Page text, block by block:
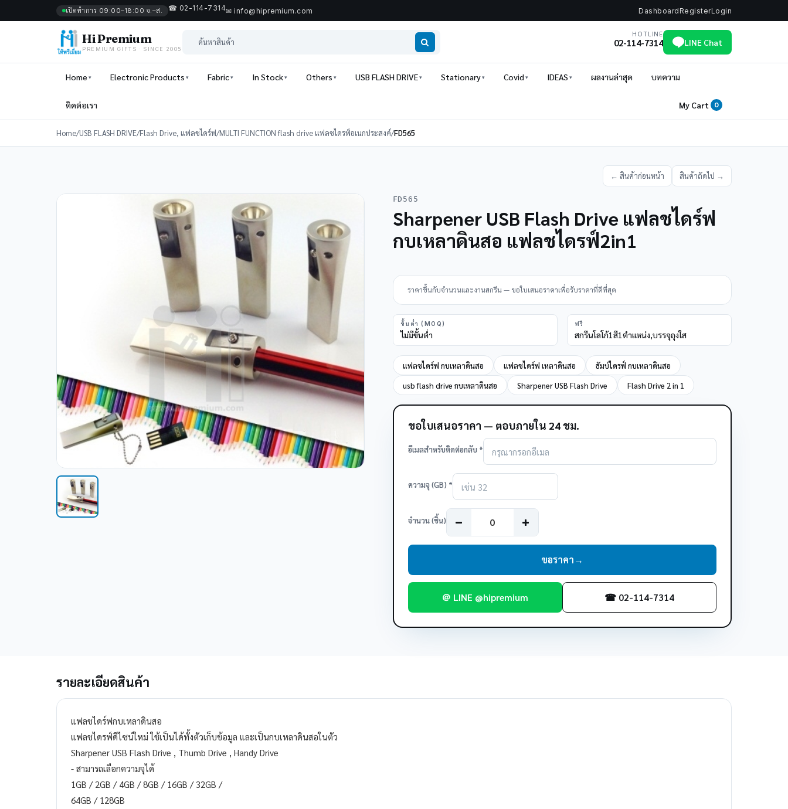
เปิดทำการ 09:00–18:00 จ.–ส. ☎ 02-114-7314✉ info@hipremium.com DashboardRegisterLogin
Hi Premium
PREMIUM GIFTS · SINCE 2005
HOTLINE
02-114-7314 LINE Chat
Home Electronic Products Fabric In Stock Others USB FLASH DRIVE Stationary Covid IDEAS ผลงานล่าสุด บทความ
ติดต่อเรา My Cart 0
Home/USB FLASH DRIVE/Flash Drive, แฟลชไดร์ฟ/MULTI FUNCTION flash drive แฟลชไดรฟ์อเนกประสงค์/FD565
← สินค้าก่อนหน้า สินค้าถัดไป →
FD565
Sharpener USB Flash Drive แฟลชไดร์ฟ
กบเหลาดินสอ แฟลชไดรฟ์2in1
ราคาขึ้นกับจำนวนและงานสกรีน — ขอใบเสนอราคาเพื่อรับราคาที่ดีที่สุด
ขั้นต่ำ (MOQ)
ไม่มีขั้นต่ำ
ฟรี
สกรีนโลโก้1สี1ตำแหน่ง,บรรจุถุงใส
แฟลชไดร์ฟ กบเหลาดินสอ แฟลชไดร์ฟ เหลาดินสอ
ธัมบ์ไดรฟ์ กบเหลาดินสอ
usb flash drive กบเหลาดินสอ
Sharpener USB Flash Drive Flash Drive 2 in 1
ขอใบเสนอราคา — ตอบภายใน 24 ชม.
อีเมลสำหรับติดต่อกลับ *
ความจุ (GB) *
จำนวน (ชิ้น)
ขอราคา→
＠ LINE @hipremium ☎ 02-114-7314
รายละเอียดสินค้า
แฟลชไดร์ฟกบเหลาดินสอ
แฟลชไดรฟ์ดีไซน์ใหม่ ใช้เป็นได้ทั้งตัวเก็บข้อมูล และเป็นกบเหลาดินสอในตัว
Sharpener USB Flash Drive , Thumb Drive , Handy Drive
- สามารถเลือกความจุได้
1GB / 2GB / 4GB / 8GB / 16GB / 32GB /
64GB / 128GB